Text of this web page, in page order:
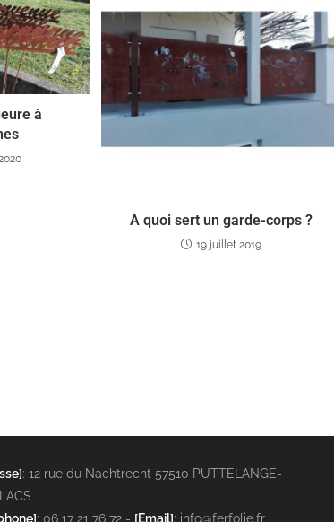
à
A quoi sert un garde-corps ?
19 juillet 2019
: 12 rue du Nachtrecht 57510 PUTTELANGE-
: 06 17 21 76 72 - [Email]: info@ferfolie.fr